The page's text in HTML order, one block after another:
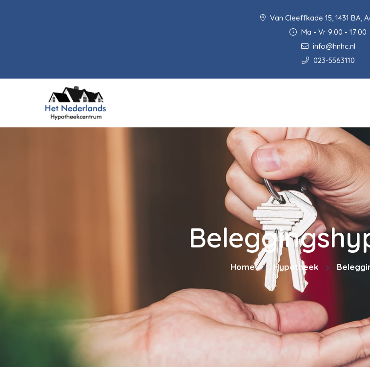
Van Cleeffkade 15, 1431 BA,
Ma - Vr 9:00 - 17:00
info@hnhc.nl
023-5563110
Home Hypotheek